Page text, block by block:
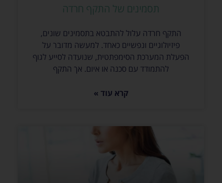
תסמינים של התקף חרדה
התקף חרדה עלול להתבטא בתסמינים שונים,
פיזיולוגיים ונפשיים כאחד. למעשה מדובר על
הפעלת המערכת הסימפתטית, שנועדה לסייע לגוף
להתמודד עם סכנה או איום. אך התקף
קרא עוד »